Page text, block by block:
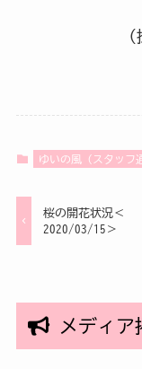
ゆいの風（スタッフ
桜の開花状況＜
2020/03/15＞
メディア